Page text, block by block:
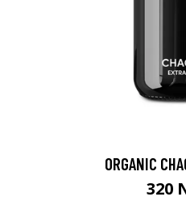
ORGANIC
320